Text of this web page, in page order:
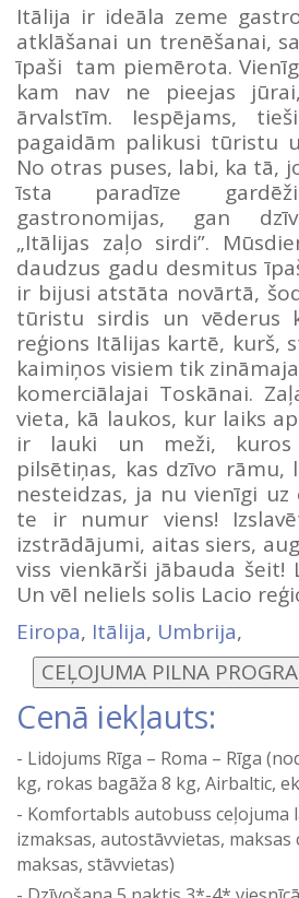
Itālija ir ideāla zeme
atklāšanai un trenēšanai,
īpaši tam piemērota.
kam nav ne pieejas
ārvalstīm. Iespējams,
pagaidām palikusi tūristu
No otras puses, labi, ka tā,
īsta paradīze
gastronomijas, gan
„Itālijas zaļo sirdi”.
daudzus gadu desmitus
ir bijusi atstāta novārtā,
tūristu sirdis un vēderus
reģions Itālijas kartē, kurš,
kaimiņos visiem tik
komerciālajai Toskānai.
vieta, kā laukos, kur laiks
ir lauki un meži, kuros
pilsētiņas, kas dzīvo rāmu,
nesteidzas, ja nu vienīgi uz
te ir numur viens!
izstrādājumi, aitas siers,
viss vienkārši jābauda šeit!
Un vēl neliels solis Lacio
Eiropa, Itālija, Umbrija,
Cenā iekļauts:
Lidojums Rīga – Roma – Rīga
kg, rokas bagāža 8 kg, Airbaltic,
Komfortabls autobuss ceļojuma
izmaksas, autostāvvietas, maksas
maksas, stāvvietas)